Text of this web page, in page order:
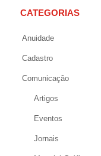
CATEGORIAS
Anuidade
Cadastro
Comunicação
Artigos
Eventos
Jornais